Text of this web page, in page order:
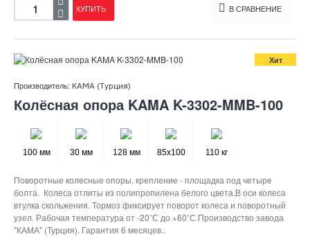
КУПИТЬ В СРАВНЕНИЕ
Хит
Производитель: KAMA (Турция)
Колёсная опора KAMA K-3302-MMB-100
100 мм 30 мм 128 мм 85x100 110 кг
Поворотные колесные опоры, крепление - площадка под четыре
болта. Колеса отлиты из полипропилена белого цвета.В оси колеса
втулка скольжения. Тормоз фиксирует поворот колеса и поворотный
узел. Рабочая температура от -20˚С до +60˚С.Производство завода
"КАМА" (Турция). Гарантия 6 месяцев..